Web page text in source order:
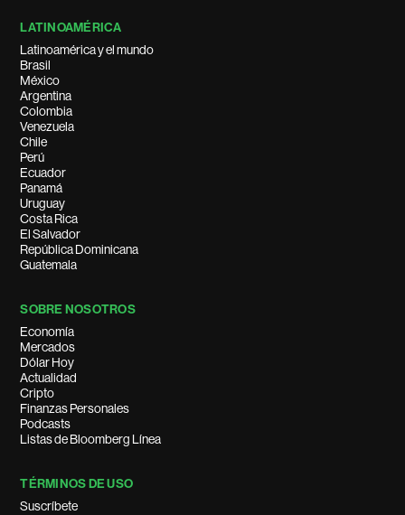
LATINOAMÉRICA
Latinoamérica y el mundo
Brasil
México
Argentina
Colombia
Venezuela
Chile
Perú
Ecuador
Panamá
Uruguay
Costa Rica
El Salvador
República Dominicana
Guatemala
SOBRE NOSOTROS
Economía
Mercados
Dólar Hoy
Actualidad
Cripto
Finanzas Personales
Podcasts
Listas de Bloomberg Línea
TÉRMINOS DE USO
Suscríbete